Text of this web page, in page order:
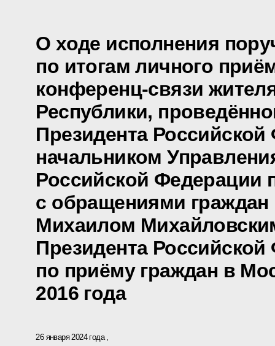
О ходе исполнения
по итогам личного
конференц-связи
Республики,
Президента
начальником
Российской Федерации
с обращениями граждан
Михаилом
Президента
по приёму граждан в
2016 года
26 января 2024 года